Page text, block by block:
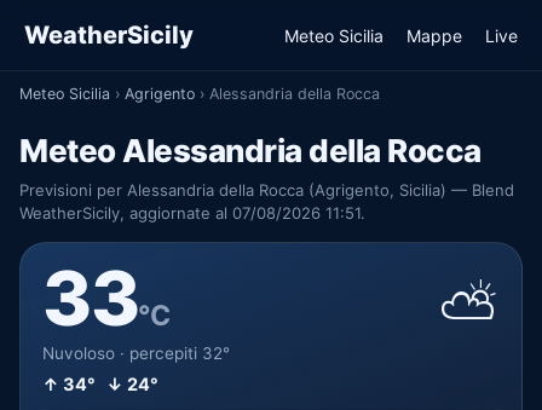
WeatherSicily Meteo Sicilia Mappe Live
Meteo Sicilia › Agrigento › Alessandria della Rocca
Meteo Alessandria della Rocca
Previsioni per Alessandria della Rocca (Agrigento, Sicilia) — Blend
WeatherSicily, aggiornate al 07/08/2026 11:51.
33°C
Nuvoloso · percepiti 32°
↑ 34° ↓ 24°
⛅